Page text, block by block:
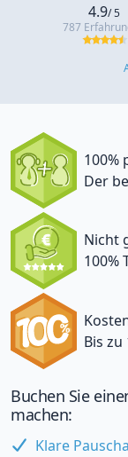
4.9/ 5
787
100%
Der
Nicht
100%
Bis zu
Buchen Sie
machen:
Klare